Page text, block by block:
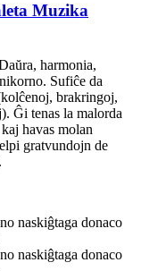
Muzika
harmonia,
Sufiĉe da
brakringoj,
Ĝi tenas la malorda
havas molan
gratvundojn de